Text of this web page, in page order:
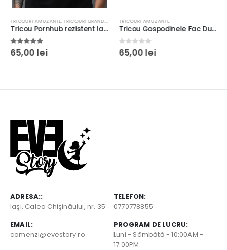
TRICOURI AMUZANTE, TRICOURI BRAND,TRICOURI CU MESAJ
Tricou Pornhub rezistent la spălări, Unisex, bumbac 100%, Regular Fit, culoare alb/negru
5.00out of 5
65,00 lei
TRICOURI AMUZANTE
Tricou Gospodinele Fac Dulceaţă… Celelalte Gem, tricou amuzant, regular fit, bumbac 100%, culoare alb
0out of 5
65,00 lei
ADRESA::
Iaşi, Calea Chişinăului, nr. 35
TELEFON:
0770778855
EMAIL:
comenzi@evestory.ro
PROGRAM DE LUCRU:
Luni - Sâmbătă - 10:00AM -
17:00PM